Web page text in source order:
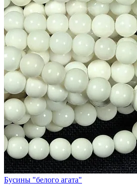
Бусины "белого агата"